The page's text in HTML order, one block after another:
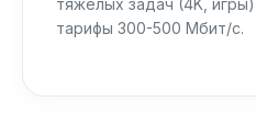
тяжелых задач (4K,
тарифы 300-500 Мбит/с.